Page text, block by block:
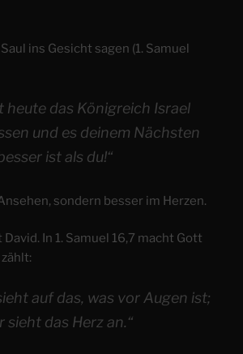
ins Gesicht sagen (1. Samuel
heute das Königreich Israel
und es deinem Nächsten
ist als du!“
sondern besser im Herzen.
In 1. Samuel 16,7 macht Gott
auf das, was vor Augen ist;
sieht das Herz an.“